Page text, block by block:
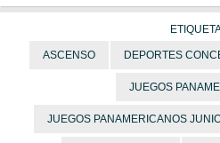
ASCENSO DEPORTES
JUEGOS
JUEGOS PANAMERICANOS